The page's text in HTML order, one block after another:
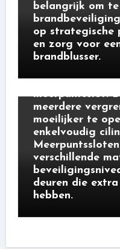
belangrijk om
op strategische
en zorg voor
brandblusser.
cilindersloten
Een ander type
meerpuntsslot.
meerdere
moeilijker te
enkelvoudig
verschillende
deuren die
hebben.